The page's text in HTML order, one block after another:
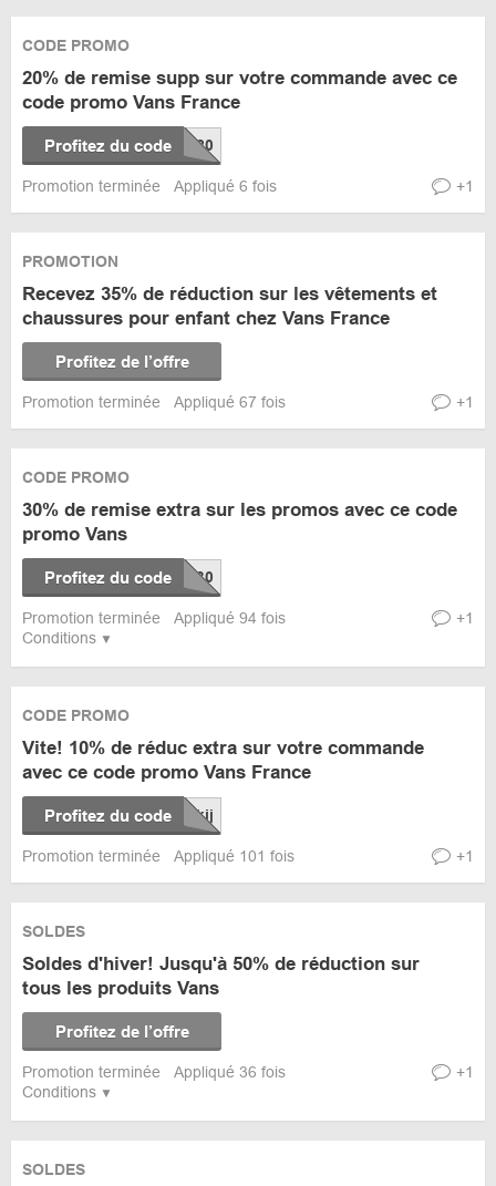
CODE PROMO
20% de remise supp sur votre commande avec ce
code promo Vans France
Profitez du code
Promotion terminée Appliqué 6 fois +1
PROMOTION
Recevez 35% de réduction sur les vêtements et
chaussures pour enfant chez Vans France
Profitez de l’offre
Promotion terminée Appliqué 67 fois +1
Conditions
CODE PROMO
30% de remise extra sur les promos avec ce code
promo Vans
Profitez du code
Promotion terminée Appliqué 94 fois +1
CODE PROMO
Vite! 10% de réduc extra sur votre commande
avec ce code promo Vans France
Profitez du code
Promotion terminée Appliqué 101 fois +1
Conditions
SOLDES
Soldes d'hiver! Jusqu'à 50% de réduction sur
tous les produits Vans
Profitez de l’offre
Promotion terminée Appliqué 36 fois +1
SOLDES